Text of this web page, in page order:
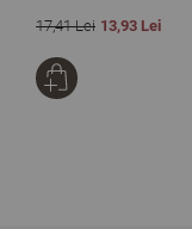
17,41 Lei 13,93 Lei